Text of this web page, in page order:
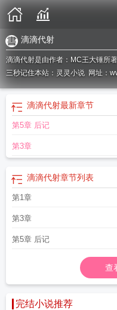
滴滴代射
滴滴代射是由作者：MC王大锤所
三秒记住本站：灵灵小说 网址：
滴滴代射最新章节
第5章 后记
第3章
滴滴代射章节列表
第1章
第3章
第5章 后记
查
完结小说推荐